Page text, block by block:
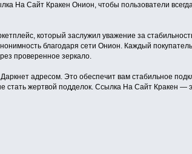
На Сайт Кракен Онион, чтобы пользователи
который заслужил уважение за
благодаря сети Онион. Каждый
проверенное зеркало.
адресом. Это обеспечит вам стабильное
стать жертвой подделок. Ссылка На Сайт Кракен —